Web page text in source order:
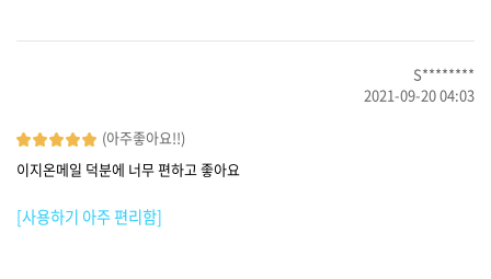
S********
2021-09-20 04:03
(아주좋아요!!)
이지온메일 덕분에 너무 편하고 좋아요
[사용하기 아주 편리함]